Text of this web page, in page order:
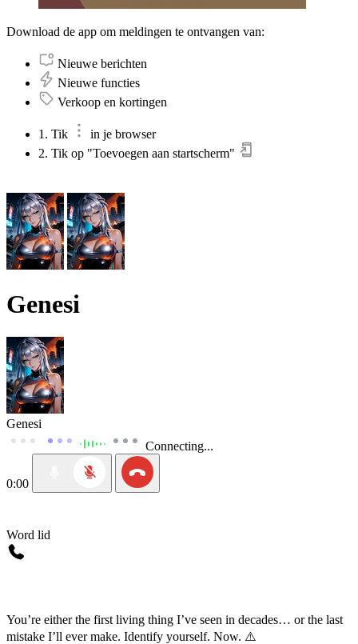
Download de app om meldingen te ontvangen van:
Nieuwe berichten
Nieuwe functies
Verkoop en kortingen
1. Tik
in je browser
2. Tik op "Toevoegen aan startscherm"
Genesi
Genesi
Connecting...
0:00
Word lid
You’re either the first living thing I’ve seen in decades… or the last
mistake I’ll ever make. Identify yourself. Now. ⚠️